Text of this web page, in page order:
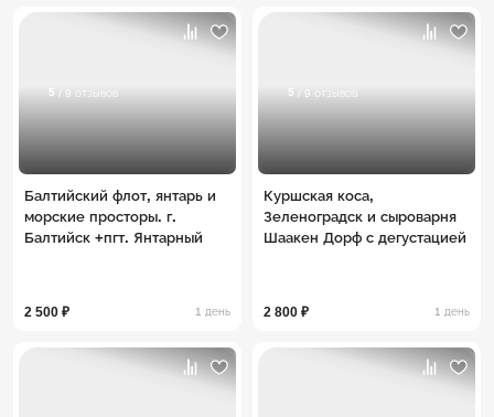
5 / 9 отзывов
Балтийский флот, янтарь и
морские просторы. г.
Балтийск +пгт. Янтарный
2 500 ₽ 1 день
5 / 9 отзывов
Куршская коса,
Зеленоградск и сыроварня
Шаакен Дорф с дегустацией
2 800 ₽ 1 день